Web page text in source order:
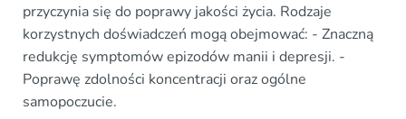
przyczynia się do poprawy jakości życia. Rodzaje
korzystnych doświadczeń mogą obejmować: - Znaczną
redukcję symptomów epizodów manii i depresji. -
Poprawę zdolności koncentracji oraz ogólne
samopoczucie.